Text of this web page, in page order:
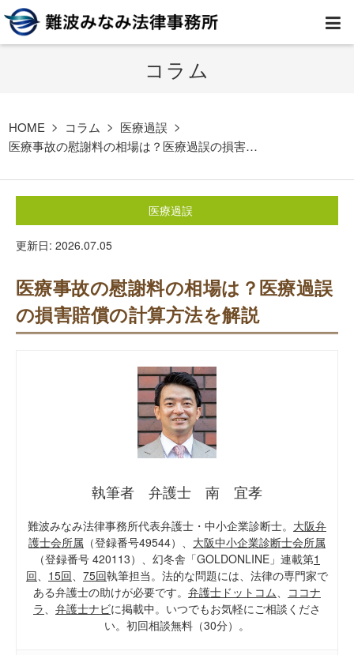
コラム
HOME コラム
医療過誤
医療事故の慰謝料の相場は？医療過誤の損害…
医療過誤
更新日: 2026.07.05
医療事故の慰謝料の相場は？医療過誤
の損害賠償の計算方法を解説
執筆者 弁護士 南 宜孝
難波みなみ法律事務所代表弁護士・中小企業診断士。 大阪弁
護士会所属 （登録番号49544）、 大阪中小企業診断士会所属
（登録番号 420113）、幻冬舎「GOLDONLINE」連載第1
回、 15回、 75回執筆担当。法的な問題には、法律の専門家で
ある弁護士の助けが必要です。 弁護士ドットコム、 ココナ
ラ、 弁護士ナビに掲載中。いつでもお気軽にご相談くださ
い。初回相談無料（30分）。
HOME
取扱業務
費用